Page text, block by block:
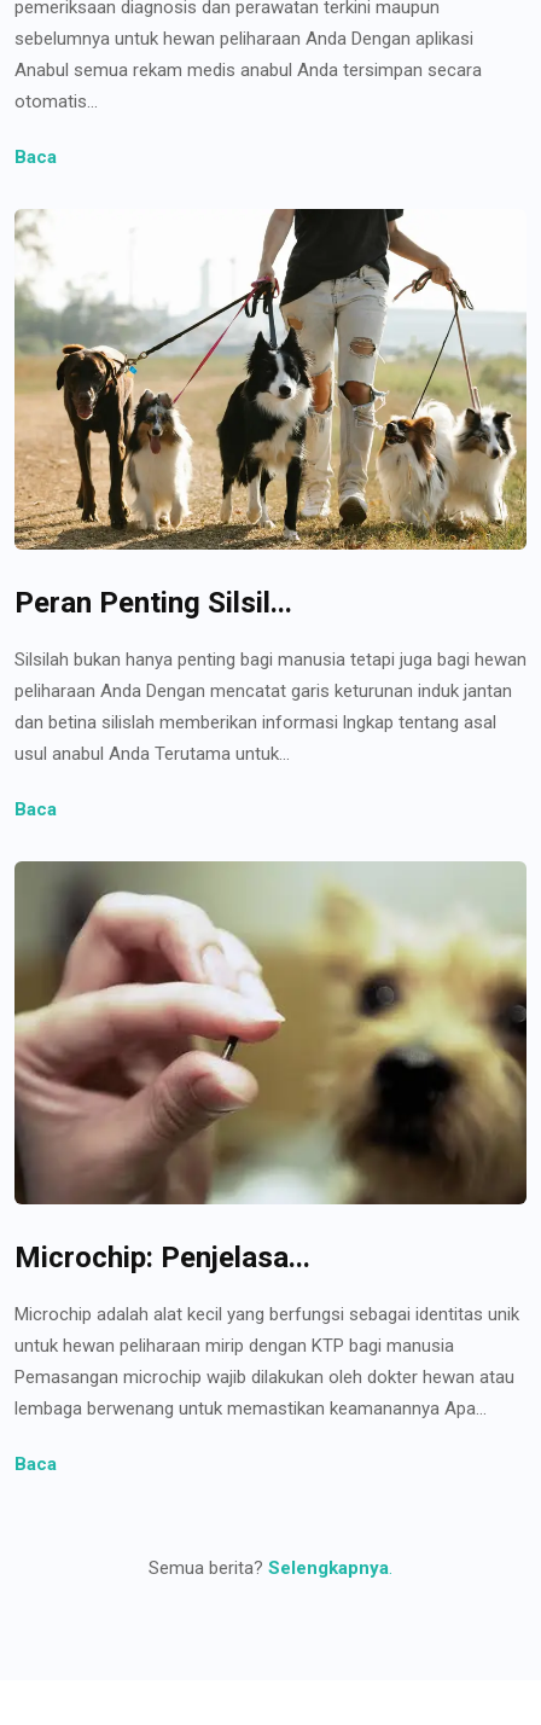
pemeriksaan diagnosis dan perawatan terkini maupun
sebelumnya untuk hewan peliharaan Anda Dengan aplikasi
Anabul semua rekam medis anabul Anda tersimpan secara
otomatis...
Baca
Peran Penting Silsil...
Silsilah bukan hanya penting bagi manusia tetapi juga bagi hewan
peliharaan Anda Dengan mencatat garis keturunan induk jantan
dan betina silislah memberikan informasi lngkap tentang asal
usul anabul Anda Terutama untuk...
Baca
Microchip: Penjelasa...
Microchip adalah alat kecil yang berfungsi sebagai identitas unik
untuk hewan peliharaan mirip dengan KTP bagi manusia
Pemasangan microchip wajib dilakukan oleh dokter hewan atau
lembaga berwenang untuk memastikan keamanannya Apa...
Baca
Semua berita? Selengkapnya